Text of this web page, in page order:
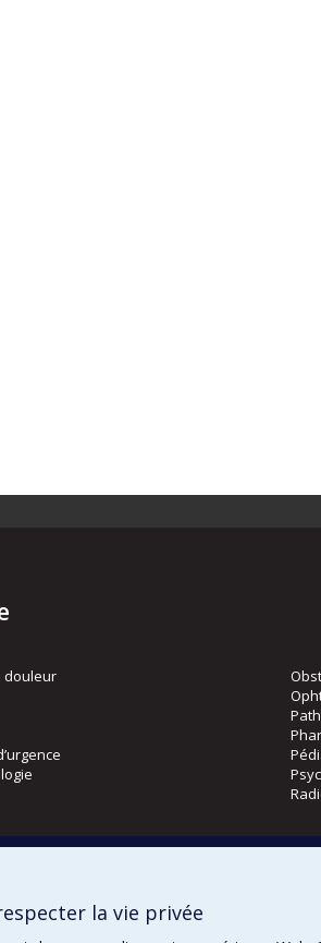
douleur
la vie privée